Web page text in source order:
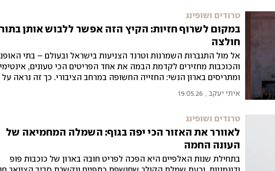
טרנדים ושופינג
במקום לשרוף חזיות: הקיץ הזה אפשר ללבוש אותן בתור
חולצה
אל מול התגברות השמרנות וטרנד הצניעות בישראל ובעולם – בתי
והכוכבות מחזירים לקדמת הבמה את אחד הפריטים הכי טעונים,
ומתריסים בארון הנשי: החזייה החשופה במרחב הציבורי. כך זה נראה על
איתי יעקב ,
19.05.26
טרנדים ושופינג
לאוורר את האזור הכי יפה בגוף: השמלה המחמיאה של
העונה החמה
בתחילת שנות האלפיים היא הפכה לפריט חובה בארון של כוכבות פופ